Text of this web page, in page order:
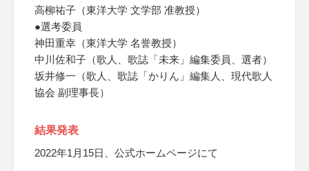
高柳祐子（東洋大学 文学部 准教授）
●選考委員
神田重幸（東洋大学 名誉教授）
中川佐和子（歌人、歌誌「未来」編集委員、選者）
坂井修一（歌人、歌誌「かりん」編集人、現代歌人
協会 副理事長）
結果発表
2022年1月15日、公式ホームページにて